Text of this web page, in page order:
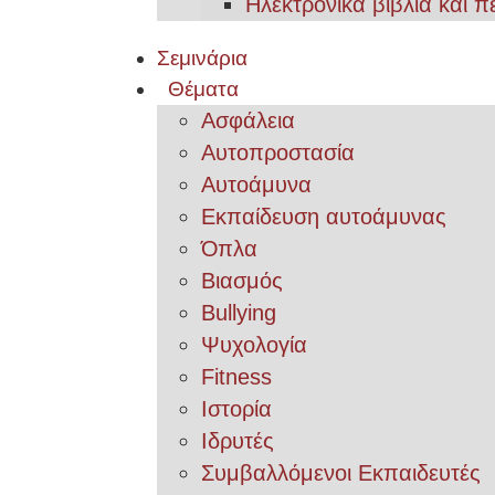
Σεμινάρια
Θέματα
Ασφάλεια
Αυτοπροστασία
Αυτοάμυνα
Εκπαίδευση αυτοάμυνας
Όπλα
Βιασμός
Bullying
Ψυχολογία
Fitness
Ιστορία
Ιδρυτές
Συμβαλλόμενοι Εκπαιδευτές